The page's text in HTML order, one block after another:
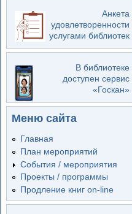
Анкета
удовлетворенности
услугами библиотек
В библиотеке
доступен сервис
«Госкан»
Меню сайта
Главная
План мероприятий
События / мероприятия
Проекты / программы
Продление книг on-line